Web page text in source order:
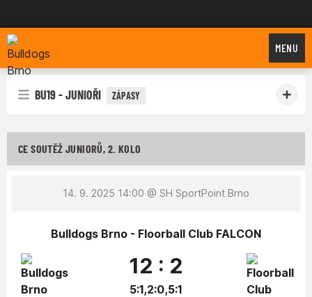
Bulldogs Brno
MENU
BU19 - JUNIOŘI ZÁPASY
CE SOUTĚŽ JUNIORŮ, 2. KOLO
14. 9. 2025 14:00 @ SH SportPoint Brno
Bulldogs Brno - Floorball Club FALCON
12 : 2
5:1,2:0,5:1